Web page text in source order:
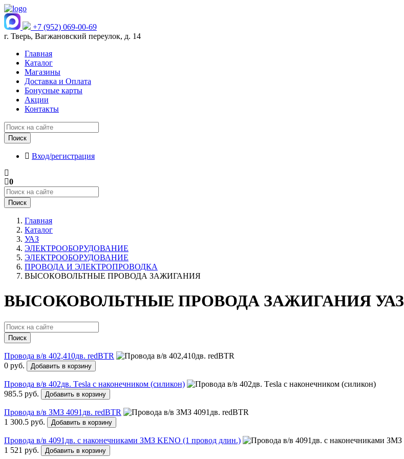
+7 (952) 069-00-69
г. Тверь, Вагжановский переулок, д. 14
Главная
Каталог
Магазины
Доставка и Оплата
Бонусные карты
Акции
Контакты
Поиск
Вход/регистрация
0
Поиск
Главная
Каталог
УАЗ
ЭЛЕКТРООБОРУДОВАНИЕ
ЭЛЕКТРООБОРУДОВАНИЕ
ПРОВОДА И ЭЛЕКТРОПРОВОДКА
ВЫСОКОВОЛЬТНЫЕ ПРОВОДА ЗАЖИГАНИЯ
ВЫСОКОВОЛЬТНЫЕ ПРОВОДА ЗАЖИГАНИЯ УАЗ
Поиск
Провода в/в 402,410дв. redBTR
0 руб.
Добавить в корзину
Провода в/в 402дв. Тesla с наконечником (силикон)
985.5 руб.
Добавить в корзину
Провода в/в ЗМЗ 4091дв. redBTR
1 300.5 руб.
Добавить в корзину
Провода в/в 4091дв. с наконечниками ЗМЗ KENO (1 провод длин.)
1 521 руб.
Добавить в корзину